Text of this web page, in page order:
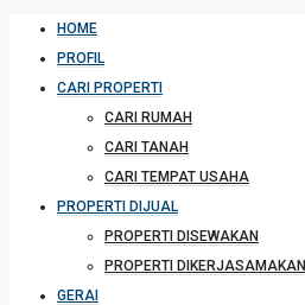
HOME
PROFIL
CARI PROPERTI
CARI RUMAH
CARI TANAH
CARI TEMPAT USAHA
PROPERTI DIJUAL
PROPERTI DISEWAKAN
PROPERTI DIKERJASAMAKAN
GERAI